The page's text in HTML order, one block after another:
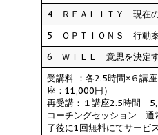
4 ＲＥＡＬＩＴＹ 現在
5 ＯＰＴＩＯＮＳ 行動
6 ＷＩＬＬ 意思を決定
受講料 ：各2.5時間×６講
座：11,000円）
再受講：１講座2.5時間
コーチングセッション 通
了後に1回無料にてサービ